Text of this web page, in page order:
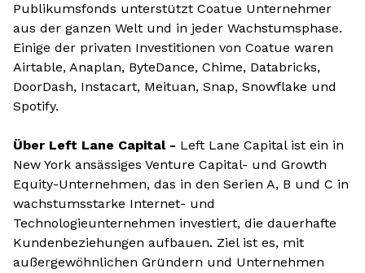
Publikumsfonds unterstützt Coatue Unternehmer
aus der ganzen Welt und in jeder Wachstumsphase.
Einige der privaten Investitionen von Coatue waren
Airtable, Anaplan, ByteDance, Chime, Databricks,
DoorDash, Instacart, Meituan, Snap, Snowflake und
Spotify.
Über Left Lane Capital - Left Lane Capital ist ein in
New York ansässiges Venture Capital- und Growth
Equity-Unternehmen, das in den Serien A, B und C in
wachstumsstarke Internet- und
Technologieunternehmen investiert, die dauerhafte
Kundenbeziehungen aufbauen. Ziel ist es, mit
außergewöhnlichen Gründern und Unternehmen